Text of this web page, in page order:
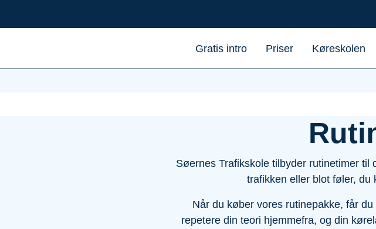
Gratis intro Priser Køreskolen
Søernes Trafikskole tilbyder rutinetimer
trafikken eller blot føler, du
Når du køber vores rutinepakke, får
repetere din teori hjemmefra, og din